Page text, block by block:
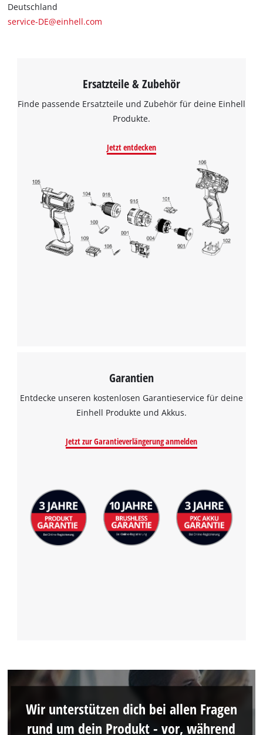
Deutschland
service-DE@einhell.com
Ersatzteile & Zubehör
Finde passende Ersatzteile und Zubehör für deine Einhell
Produkte.
Jetzt entdecken
Garantien
Entdecke unseren kostenlosen Garantieservice für deine
Einhell Produkte und Akkus.
Jetzt zur Garantieverlängerung anmelden
Wir unterstützen dich bei allen Fragen
rund um dein Produkt - vor, während